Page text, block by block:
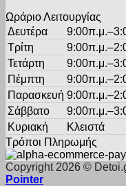
Ωράριο Λειτουργίας
Δευτέρα
Τρίτη
Τετάρτη
Πέμπτη
Παρασκευή
Σάββατο
Κυριακή
Κλειστά
Τρόποι Πληρωμής
Copyright 2026 ©
Pointer